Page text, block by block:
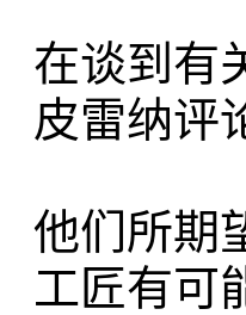
在谈到有
皮雷纳评
他们所期
工匠有可